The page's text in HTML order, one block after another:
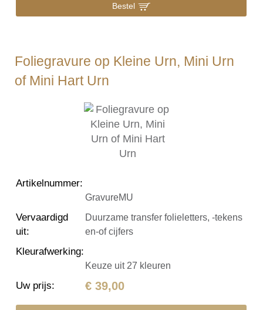
Bestel
Foliegravure op Kleine Urn, Mini Urn
of Mini Hart Urn
Artikelnummer:
GravureMU
Vervaardigd
uit:
Duurzame transfer folieletters, -tekens
en-of cijfers
Kleurafwerking:
Keuze uit 27 kleuren
Uw prijs: € 39,00